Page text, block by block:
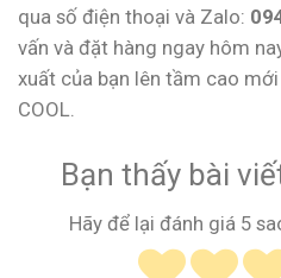
qua số điện thoại và Zalo:
vấn và đặt hàng ngay hôm
xuất của bạn lên tầm cao
COOL.
Bạn thấy bài
Hãy để lại đánh giá 5